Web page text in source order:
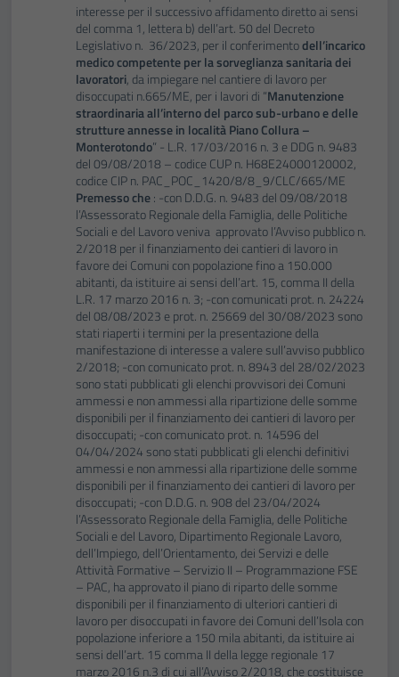
interesse per il successivo affidamento diretto ai sensi
del comma 1, lettera b) dell’art. 50 del Decreto
Legislativo n. 36/2023, per il conferimentodell’incarico
medico competente per la sorveglianza sanitaria dei
lavoratori, da impiegare nel cantiere di lavoro per
disoccupati n.665/ME, per i lavori di “Manutenzione
straordinaria all’interno del parco sub-urbano e delle
strutture annesse in località Piano Collura –
Monterotondo” - L.R. 17/03/2016 n. 3 e DDG n. 9483
del 09/08/2018 – codice CUP n. H68E24000120002,
codice CIP n. PAC_POC_1420/8/8_9/CLC/665/ME
Premesso che: -con D.D.G. n. 9483 del 09/08/2018
l’Assessorato Regionale della Famiglia, delle Politiche
Sociali e del Lavoro veniva approvato l’Avviso pubblico n.
2/2018 per il finanziamento dei cantieri di lavoro in
favore dei Comuni con popolazione fino a 150.000
abitanti, da istituire ai sensi dell’art. 15, comma II della
L.R. 17 marzo 2016 n. 3; -con comunicati prot. n. 24224
del 08/08/2023 e prot. n. 25669 del 30/08/2023 sono
stati riaperti i termini per la presentazione della
manifestazione di interesse a valere sull’avviso pubblico
2/2018; -con comunicato prot. n. 8943 del 28/02/2023
sono stati pubblicati gli elenchi provvisori dei Comuni
ammessi e non ammessi alla ripartizione delle somme
disponibili per il finanziamento dei cantieri di lavoro per
disoccupati; -con comunicato prot. n. 14596 del
04/04/2024 sono stati pubblicati gli elenchi definitivi
ammessi e non ammessi alla ripartizione delle somme
disponibili per il finanziamento dei cantieri di lavoro per
disoccupati; -con D.D.G. n. 908 del 23/04/2024
l’Assessorato Regionale della Famiglia, delle Politiche
Sociali e del Lavoro, Dipartimento Regionale Lavoro,
dell’Impiego, dell’Orientamento, dei Servizi e delle
Attività Formative – Servizio II – Programmazione FSE
– PAC, ha approvato il piano di riparto delle somme
disponibili per il finanziamento di ulteriori cantieri di
lavoro per disoccupati in favore dei Comuni dell’Isola con
popolazione inferiore a 150 mila abitanti, da istituire ai
sensi dell’art. 15 comma II della legge regionale 17
marzo 2016 n.3 di cui all’Avviso 2/2018, che costituisce